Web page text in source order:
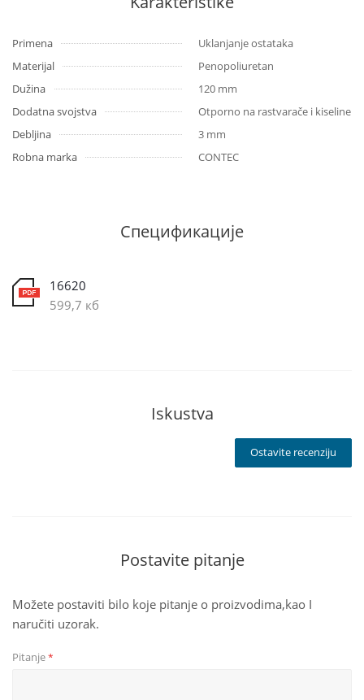
Primena
Uklanjanje ostataka
Materijal
Penopoliuretan
Dužina
120 mm
Dodatna svojstva
Otporno na rastvarače i kiseline
Debljina
3 mm
Robna marka
CONTEC
Спецификације
16620
599,7 кб
Iskustva
Ostavite recenziju
Postavite pitanje
Možete postaviti bilo koje pitanje o proizvodima,kao I
naručiti uzorak.
Pitanje*